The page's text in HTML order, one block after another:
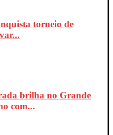
torneio de
brilha no Grande
com...